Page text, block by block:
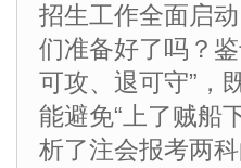
招生工作全面启
们准备好了吗？
可攻、退可守”，
能避免“上了贼船
析了注会报考两